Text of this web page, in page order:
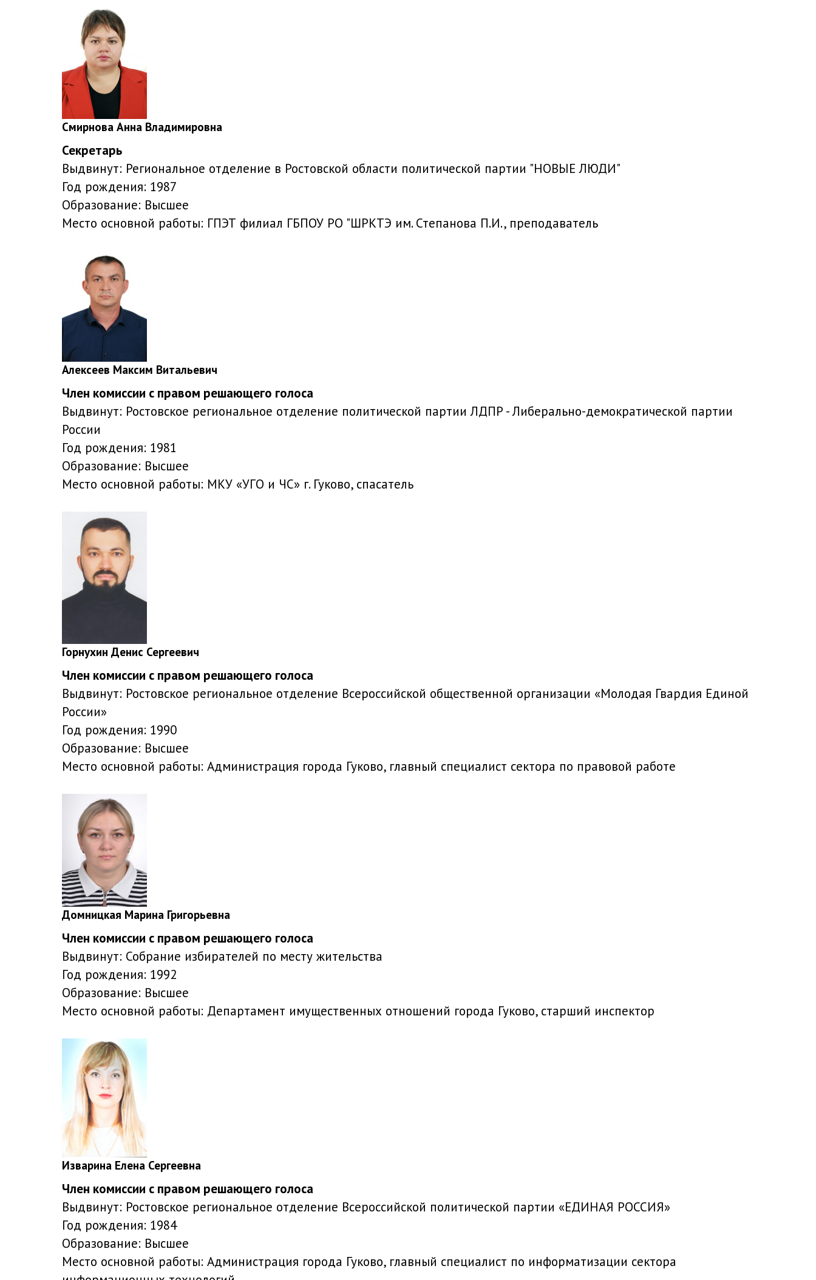
Смирнова Анна Владимировна
Секретарь
Выдвинут: Региональное отделение в Ростовской области политической партии "НОВЫЕ ЛЮДИ"
Год рождения: 1987
Образование: Высшее
Место основной работы: ГПЭТ филиал ГБПОУ РО "ШРКТЭ им. Степанова П.И., преподаватель
Алексеев Максим Витальевич
Член комиссии с правом решающего голоса
Выдвинут: Ростовское региональное отделение политической партии ЛДПР - Либерально-демократической партии
России
Год рождения: 1981
Образование: Высшее
Место основной работы: МКУ «УГО и ЧС» г. Гуково, спасатель
Горнухин Денис Сергеевич
Член комиссии с правом решающего голоса
Выдвинут: Ростовское региональное отделение Всероссийской общественной организации «Молодая Гвардия Единой
России»
Год рождения: 1990
Образование: Высшее
Место основной работы: Администрация города Гуково, главный специалист сектора по правовой работе
Домницкая Марина Григорьевна
Член комиссии с правом решающего голоса
Выдвинут: Собрание избирателей по месту жительства
Год рождения: 1992
Образование: Высшее
Место основной работы: Департамент имущественных отношений города Гуково, старший инспектор
Изварина Елена Сергеевна
Член комиссии с правом решающего голоса
Выдвинут: Ростовское региональное отделение Всероссийской политической партии «ЕДИНАЯ РОССИЯ»
Год рождения: 1984
Образование: Высшее
Место основной работы: Администрация города Гуково, главный специалист по информатизации сектора